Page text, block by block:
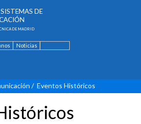
DE
DE MADRID
Noticias
/ Eventos Históricos